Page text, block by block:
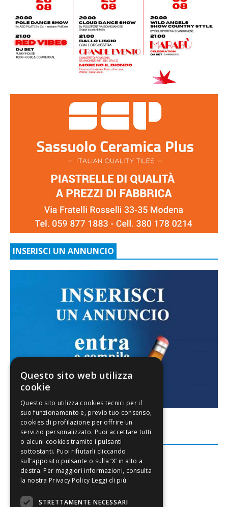
INSERISCI UN ANNUNCIO
FACEBOOK
Questo sito web utilizza
cookie
Leggi di più
STRETTAMENTE NECESSARI